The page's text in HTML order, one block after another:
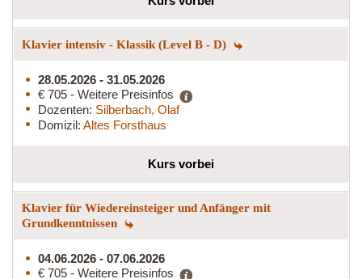
Klavier intensiv - Klassik (Level B - D)
28.05.2026 - 31.05.2026
€ 705 - Weitere Preisinfos
Dozenten: Silberbach, Olaf
Domizil: Altes Forsthaus
Kurs vorbei
Klavier für Wiedereinsteiger und Anfänger mit
Grundkenntnissen
04.06.2026 - 07.06.2026
€ 705 - Weitere Preisinfos